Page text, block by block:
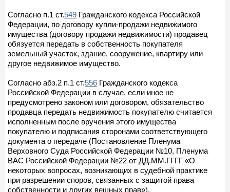
Согласно п.1 ст.549 Гражданского кодекса Российской
Федерации, по договору купли-продажи недвижимого
имущества (договору продажи недвижимости) продавец
обязуется передать в собственность покупателя
земельный участок, здание, сооружение, квартиру или
другое недвижимое имущество.
Согласно абз.2 п.1 ст.556 Гражданского кодекса
Российской Федерации в случае, если иное не
предусмотрено законом или договором, обязательство
продавца передать недвижимость покупателю считается
исполненным после вручения этого имущества
покупателю и подписания сторонами соответствующего
документа о передаче (Постановление Пленума
Верховного Суда Российской Федерации №10, Пленума
ВАС Российской Федерации №22 от ДД.ММ.ГГГГ «О
некоторых вопросах, возникающих в судебной практике
при разрешении споров, связанных с защитой права
собственности и других вещных прав»).